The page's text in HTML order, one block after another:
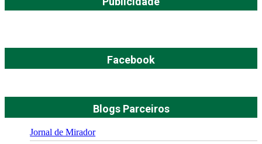
Facebook
Blogs Parceiros
Jornal de Mirador